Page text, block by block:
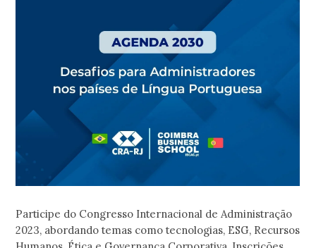
Participe do Congresso Internacional de Administração
2023, abordando temas como tecnologias, ESG, Recursos